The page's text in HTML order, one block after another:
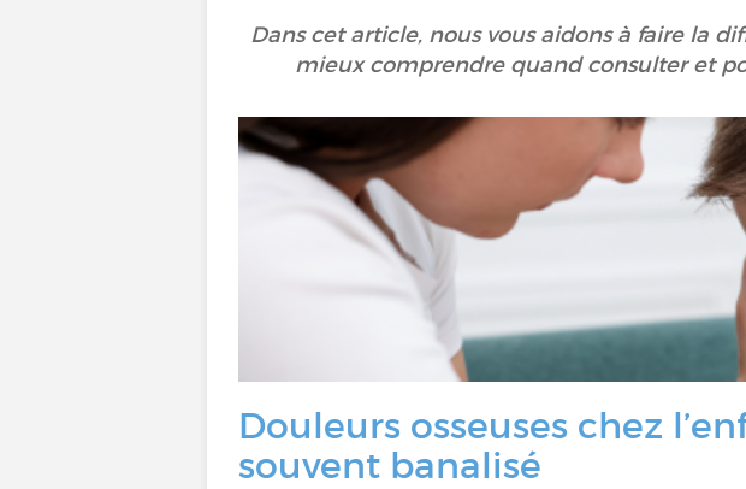
Dans cet article, nous vous aidons à faire la
mieux comprendre quand consulter et
Douleurs osseuses chez
souvent banalisé